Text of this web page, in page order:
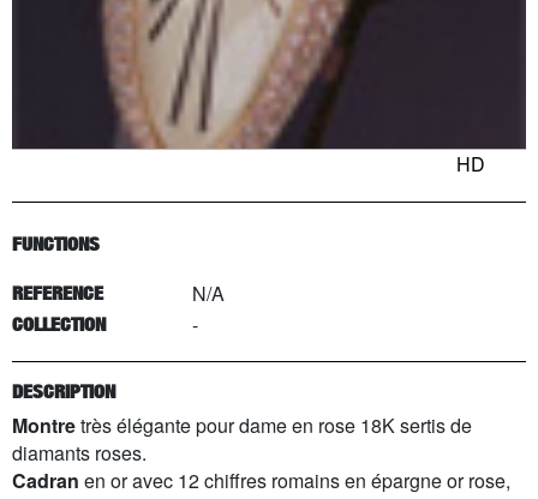
HD
FUNCTIONS
REFERENCE N/A
COLLECTION -
DESCRIPTION
Montretrès élégante pour dame en rose 18K sertis de
diamants roses.
Cadran en or avec 12 chiffres romains en épargne or rose,